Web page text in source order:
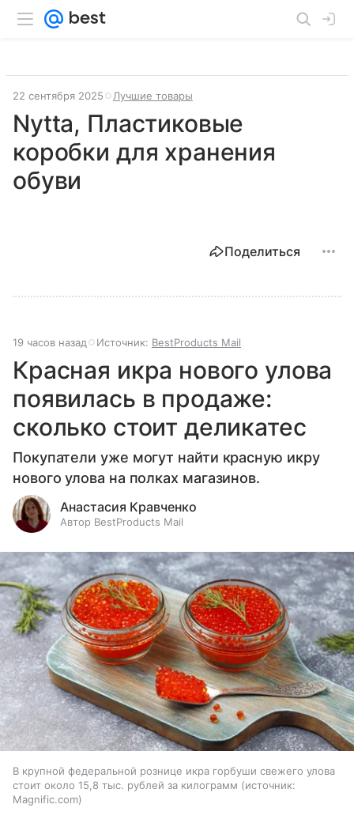
22 сентября 2025 Лучшие товары
Nyttа, Пластиковые
коробки для хранения
обуви
Поделиться
19 часов назад Источник: BestProducts Mail
Красная икра нового улова
появилась в продаже:
сколько стоит деликатес
Покупатели уже могут найти красную икру
нового улова на полках магазинов.
Анастасия Кравченко
Автор BestProducts Mail
В крупной федеральной рознице икра горбуши свежего улова
стоит около 15,8 тыс. рублей за килограмм
источник:
Magnific.com